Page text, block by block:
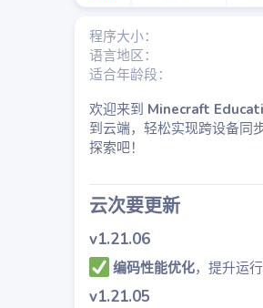
程序大小
语言地区
适合年龄段
欢迎来到 Minecraft
到云端，轻松实现跨设备同
探索吧！
云次要更新
v1.21.06
编码性能优化，提升运行
v1.21.05